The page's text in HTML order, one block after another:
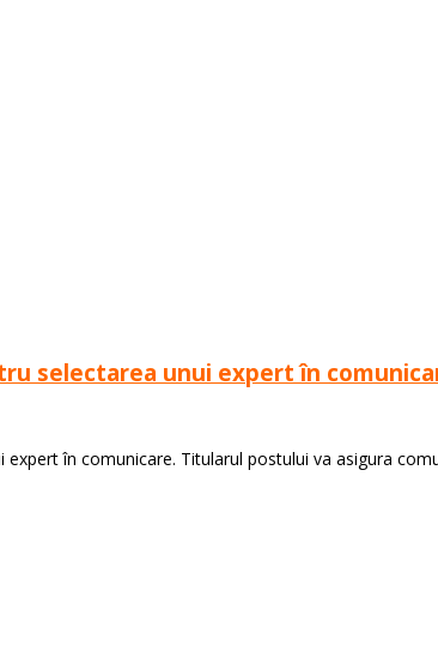
selectarea unui expert în
în comunicare. Titularul postului va asigura